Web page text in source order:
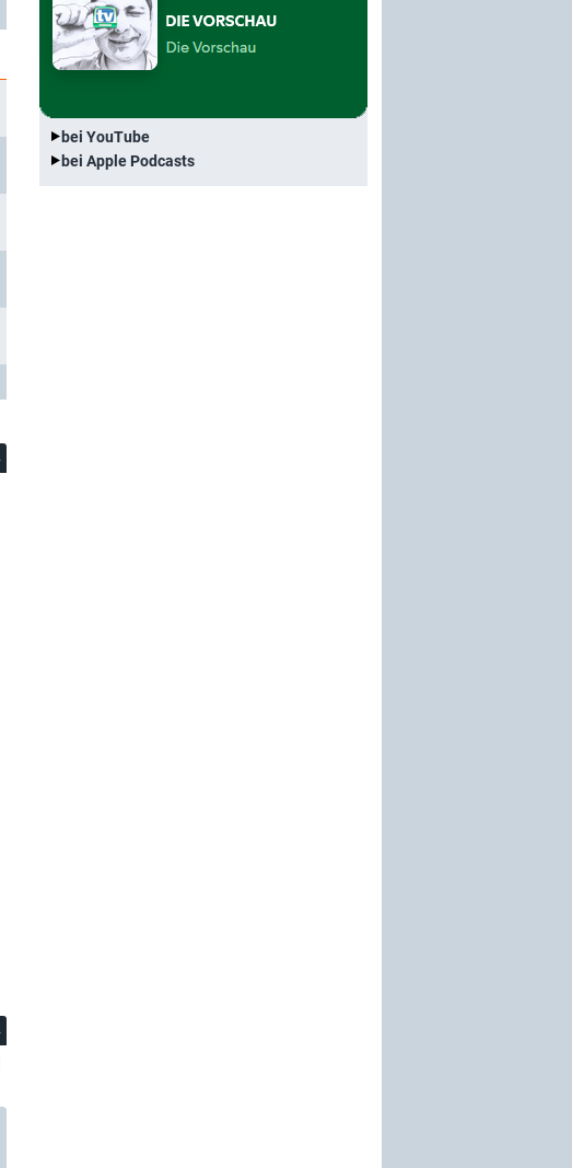
bei YouTube
bei Apple Podcasts